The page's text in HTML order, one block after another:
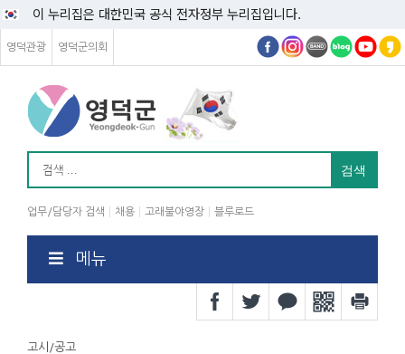
이 누리집은 대한민국 공식 전자정부 누리집입니다.
영덕관광 영덕군의회
업무/담당자 검색 채용 고래불야영장 블루로드
메뉴
고시/공고